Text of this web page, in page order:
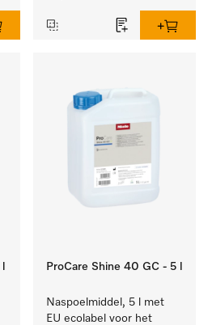
glazen.
ProCare Shine 40 GC - 5 l
Naspoelmiddel, 5 l met
EU ecolabel voor het